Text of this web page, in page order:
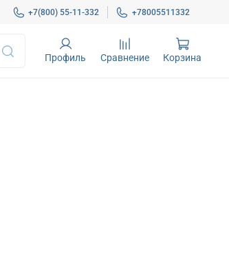
+7(800) 55-11-332 +78005511332
Профиль Сравнение Корзина